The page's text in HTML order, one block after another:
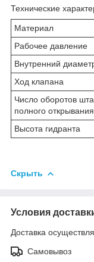
Технические
Материал
Рабочее давление
Внутренний
Ход клапана
Число оборотов
полного открывания
Высота гидранта
Скрыть
Условия
Доставка
Самовывоз